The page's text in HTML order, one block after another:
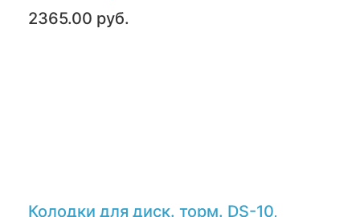
2365.00 руб.
Колодки для диск. торм. DS-10,